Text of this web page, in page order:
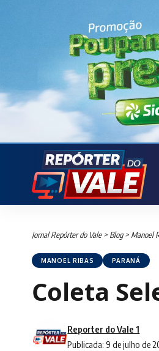
Jornal Repórter do Vale> Blog> Manoel
MANOEL RIBAS PARANÁ
Coleta
Publicada: 9 de julho de
Reporter do Vale 1